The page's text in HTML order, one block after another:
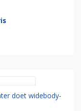
doet widebody-